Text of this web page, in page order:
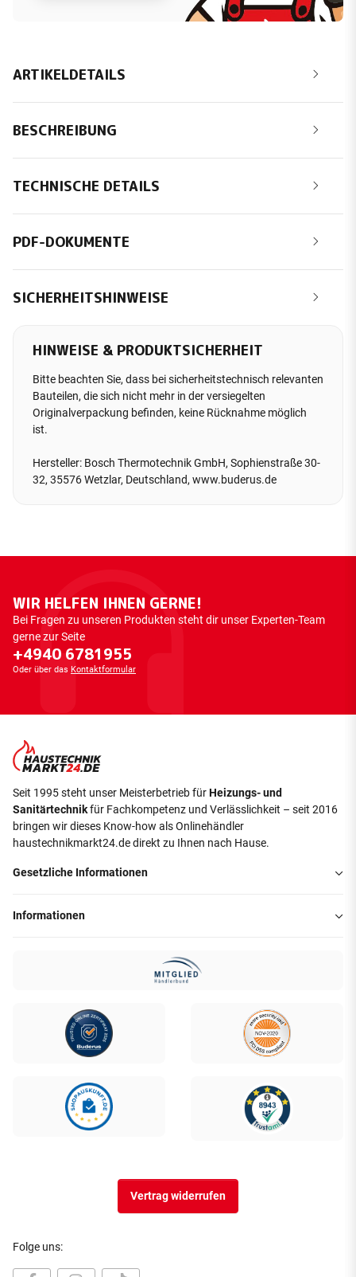
ARTIKELDETAILS
BESCHREIBUNG
TECHNISCHE DETAILS
PDF-DOKUMENTE
SICHERHEITSHINWEISE
HINWEISE & PRODUKTSICHERHEIT
Bitte beachten Sie, dass bei sicherheitstechnisch relevanten
Bauteilen, die sich nicht mehr in der versiegelten
Originalverpackung befinden, keine Rücknahme möglich
ist.
Hersteller: Bosch Thermotechnik GmbH, Sophienstraße 30-
32, 35576 Wetzlar, Deutschland, www.buderus.de
WIR HELFEN IHNEN GERNE!
Bei Fragen zu unseren Produkten steht dir unser Experten-Team
gerne zur Seite
+4940 6781955
Oder über das Kontaktformular
Seit 1995 steht unser Meisterbetrieb fürHeizungs- und
Sanitärtechnikfür Fachkompetenz und Verlässlichkeit – seit 2016
bringen wir dieses Know-how als Onlinehändler
haustechnikmarkt24.de direkt zu Ihnen nach Hause.
Gesetzliche Informationen
Informationen
Vertrag widerrufen
Folge uns: